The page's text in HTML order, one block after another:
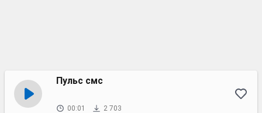
Пульс смс
00:01 2 703